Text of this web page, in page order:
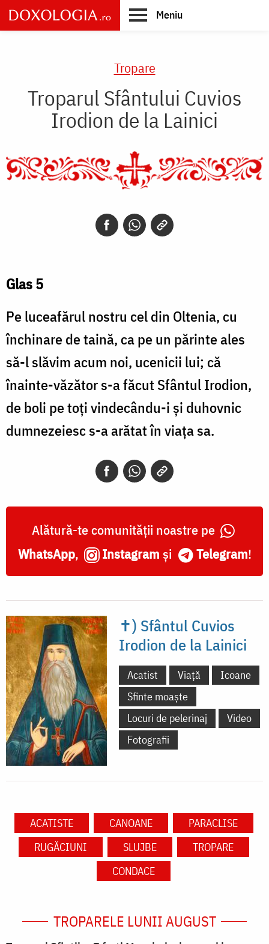
Skip
to
main
Meniu
Tropare
Troparul Sfântului Cuvios
Irodion de la Lainici
Glas 5
Pe luceafărul nostru cel din Oltenia, cu
închinare de taină, ca pe un părinte ales
să-l slăvim acum noi, ucenicii lui; că
înainte-văzător s-a făcut Sfântul Irodion,
de boli pe toţi vindecându-i şi duhovnic
dumnezeiesc s-a arătat în viaţa sa.
Alătură-te comunității noastre pe
WhatsApp, Instagram și Telegram!
✝) Sfântul Cuvios
Irodion de la Lainici
Acatist Viață
Icoane
Sfinte moaște
Locuri de pelerinaj
Video
Fotografii
ACATISTE CANOANE
PARACLISE
RUGĂCIUNI
SLUJBE
TROPARE
CONDACE
TROPARELE LUNII AUGUST